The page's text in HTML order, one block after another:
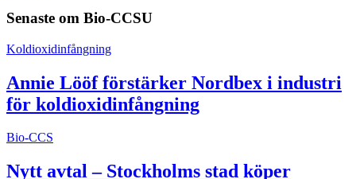
Senaste om Bio-CCSU
Koldioxidinfångning
Annie Lööf förstärker Nordbex i industri
för koldioxidinfångning
Bio-CCS
Nytt avtal – Stockholms stad köper